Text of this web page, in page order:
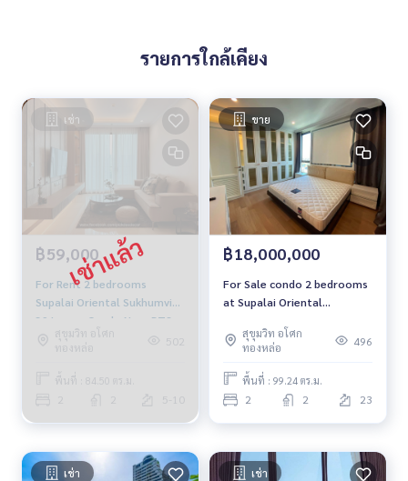
รายการใกล้เคียง
เช่า
฿59,000
For Rent 2 bedrooms
Supalai Oriental Sukhumvit
39 Luxury Condo Near BTS
Phrom Phong Fully furnished
Ready to move in
สุขุมวิท อโศก
ทองหล่อ
502
พื้นที่ : 84.50 ตร.ม.
5-10
ขาย
฿18,000,000
For Sale condo 2 bedrooms
at Supalai Oriental
prompong High floor Fully
furnished Ready to move in
Sale 18 Million Baht
สุขุมวิท อโศก
ทองหล่อ
496
พื้นที่ : 99.24 ตร.ม.
2 2 23
เช่า เช่า